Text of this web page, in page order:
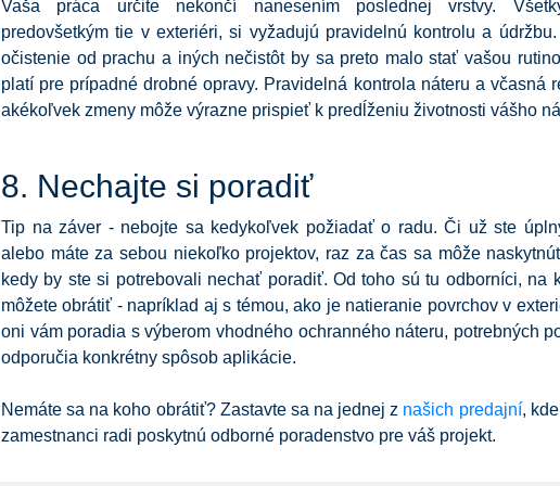
Vaša práca určite nekončí nanesením poslednej vrstvy.
predovšetkým tie v exteriéri, si vyžadujú pravidelnú kontrolu a
očistenie od prachu a iných nečistôt by sa preto malo stať vašou
platí pre prípadné drobné opravy. Pravidelná kontrola náteru a včasná
akékoľvek zmeny môže výrazne prispieť k predĺženiu životnosti vášho
8. Nechajte si poradiť
Tip na záver - nebojte sa kedykoľvek požiadať o radu. Či už ste
alebo máte za sebou niekoľko projektov, raz za čas sa môže
kedy by ste si potrebovali nechať poradiť. Od toho sú tu odborníci, na
môžete obrátiť - napríklad aj s témou, ako je natieranie povrchov v
oni vám poradia s výberom vhodného ochranného náteru, potrebných
odporučia konkrétny spôsob aplikácie.
Nemáte sa na koho obrátiť? Zastavte sa na jednej z našich predajní,
zamestnanci radi poskytnú odborné poradenstvo pre váš projekt.